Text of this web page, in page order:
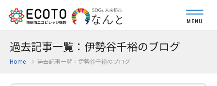
MENU
過去記事一覧：伊勢谷千裕のブログ
Home 過去記事一覧：伊勢谷千裕のブログ